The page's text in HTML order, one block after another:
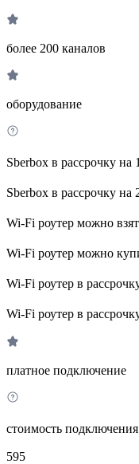
более 200 каналов
оборудование
Sberbox в рассрочку на
Sberbox в рассрочку на
Wi-Fi роутер можно
Wi-Fi роутер можно
Wi-Fi роутер в
Wi-Fi роутер в
платное подключение
стоимость
595